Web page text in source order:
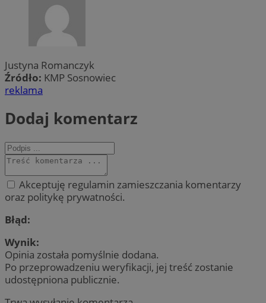
Justyna Romanczyk
Źródło: KMP Sosnowiec
reklama
Dodaj komentarz
Akceptuję regulamin zamieszczania komentarzy
oraz politykę prywatności.
Błąd:
Wynik:
Opinia została pomyślnie dodana.
Po przeprowadzeniu weryfikacji, jej treść zostanie
udostępniona publicznie.